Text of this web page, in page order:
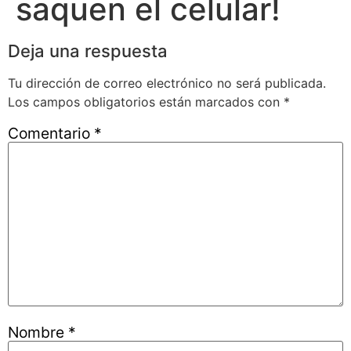
saquen el celular!
Deja una respuesta
Tu dirección de correo electrónico no será publicada.
Los campos obligatorios están marcados con *
Comentario *
Nombre *